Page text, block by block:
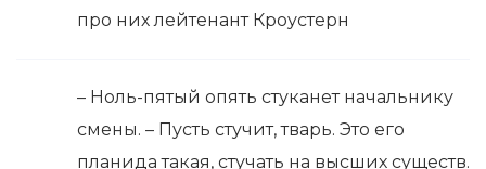
про них лейтенант Кроустерн
– Ноль-пятый опять стуканет начальнику
смены. – Пусть стучит, тварь. Это его
планида такая, стучать на высших существ.